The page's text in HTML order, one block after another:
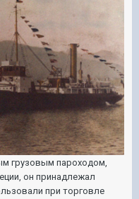
грузовым пароходом,
он принадлежал
при торговле